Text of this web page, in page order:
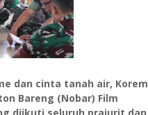
dan cinta tanah air, Korem
Bareng (Nobar) Film